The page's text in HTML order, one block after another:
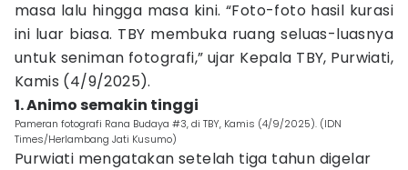
masa lalu hingga masa kini. “Foto-foto hasil kurasi
ini luar biasa. TBY membuka ruang seluas-luasnya
untuk seniman fotografi,” ujar Kepala TBY, Purwiati,
Kamis (4/9/2025).
1. Animo semakin tinggi
Pameran fotografi Rana Budaya #3, di TBY, Kamis (4/9/2025). (IDN
Times/Herlambang Jati Kusumo)
Purwiati mengatakan setelah tiga tahun digelar